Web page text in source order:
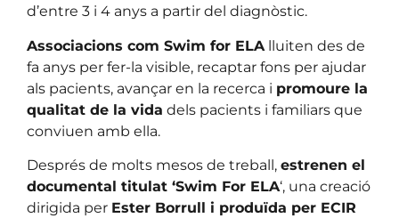
d’entre 3 i 4 anys a partir del diagnòstic.
Associacions com Swim for ELAlluiten des de
fa anys per fer-la visible, recaptar fons per ajudar
als pacients, avançar en la recerca i promoure la
qualitat de la vida dels pacients i familiars que
conviuen amb ella.
Després de molts mesos de treball, estrenen el
documental titulat ‘Swim For ELA‘, una creació
dirigida per Ester Borrull i produïda per ECIR